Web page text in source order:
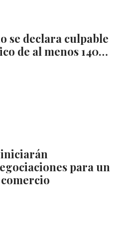
se declara culpable
de al menos 140…
para un